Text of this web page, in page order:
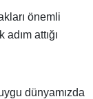
önemli
attığı
dünyamızda